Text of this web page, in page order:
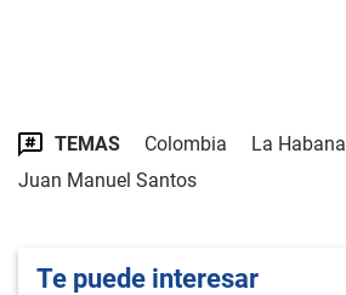
TEMAS Colombia
La Habana
Juan Manuel Santos
Te puede interesar